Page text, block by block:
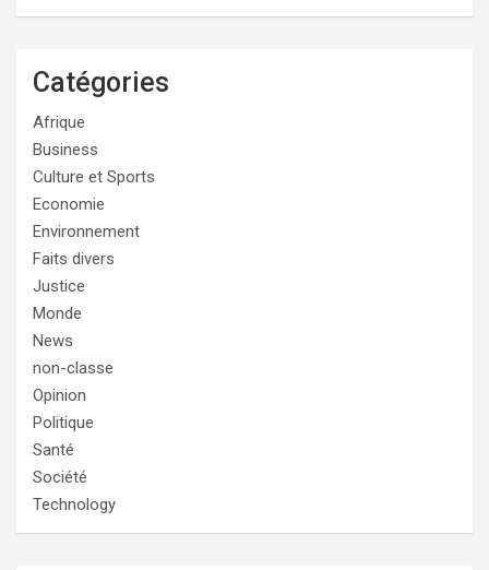
Catégories
Afrique
Business
Culture et Sports
Economie
Environnement
Faits divers
Justice
Monde
News
non-classe
Opinion
Politique
Santé
Société
Technology